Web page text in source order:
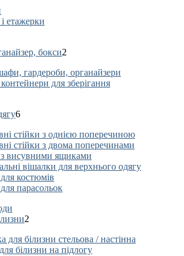
етажерки
бокси2
гардероби, органайзери
для зберігання
6
стійки з однією поперечиною
стійки з двома поперечинами
висувними ящиками
вішалки для верхнього одягу
костюмів
парасольок
2
для білизни стельова / настінна
білизни на підлогу